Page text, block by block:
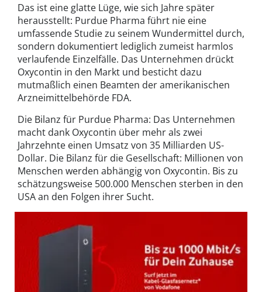
Das ist eine glatte Lüge, wie sich Jahre später
herausstellt: Purdue Pharma führt nie eine
umfassende Studie zu seinem Wundermittel durch,
sondern dokumentiert lediglich zumeist harmlos
verlaufende Einzelfälle. Das Unternehmen drückt
Oxycontin in den Markt und besticht dazu
mutmaßlich einen Beamten der amerikanischen
Arzneimittelbehörde FDA.
Die Bilanz für Purdue Pharma: Das Unternehmen
macht dank Oxycontin über mehr als zwei
Jahrzehnte einen Umsatz von 35 Milliarden US-
Dollar. Die Bilanz für die Gesellschaft: Millionen von
Menschen werden abhängig von Oxycontin. Bis zu
schätzungsweise 500.000 Menschen sterben in den
USA an den Folgen ihrer Sucht.